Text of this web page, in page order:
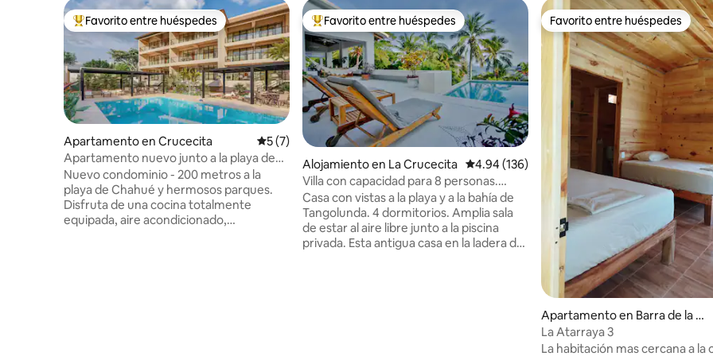
Favorito entre huéspedes preferido
Favorito entre huéspedes
Apartamento en Crucecita Calificación promedio: 5 de 5, 7 reseñas
5 (7)
Apartamento nuevo junto a la playa de
Chahué
Nuevo condominio - 200 metros a la
playa de Chahué y hermosos parques.
Disfruta de una cocina totalmente
equipada, aire acondicionado,
Favorito entre huéspedes preferido
Favorito entre huéspedes
Alojamiento en La Crucecita Calificación promedio: 4.94 de 5, 136 reseñas
4.94 (136)
Villa con capacidad para 8 personas.
Acceso a la playa. Piscina,
estacionamiento y wifi
Casa con vistas a la playa y a la bahía de
Tangolunda. 4 dormitorios. Amplia sala
de estar al aire libre junto a la piscina
privada. Esta antigua casa en la ladera de
Favorito entre huéspedes
Favorito entre huéspedes
Apartamento en Barra de la Cr
uz
La Atarraya 3
La habitación mas cercana a la